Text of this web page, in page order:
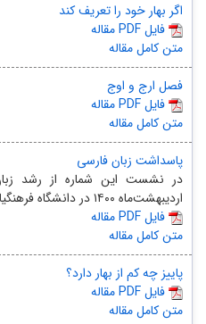
اگر بهار خود را تعریف کند
مقاله PDF فایل
متن کامل مقاله
فصل ارج و اوج
مقاله PDF فایل
متن کامل مقاله
پاسداشت زبان فارسی
در نشست این شماره از رشد
اردیبهشت‌ماه ۱۴۰۰ در دانشگاه فرهنگیان تهران ب...
مقاله PDF فایل
متن کامل مقاله
پاییز چه کم از بهار دارد؟
مقاله PDF فایل
متن کامل مقاله